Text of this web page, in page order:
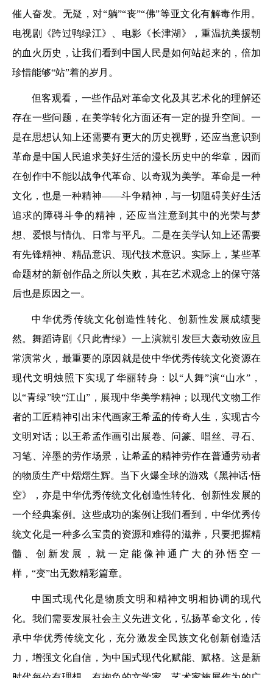
催人奋发。无疑，对“躺”“丧”“佛”等亚文化有解毒作用。
电视剧《跨过鸭绿江》、电影《长津湖》，重温抗美援朝
的血火历史，让我们看到中国人民是如何站起来的，倍加
珍惜能够“站”着的岁月。
但客观看，一些作品对革命文化及其艺术化的理解还
存在一些问题，在美学转化方面还有一定的提升空间。一
是在思想认知上还需要有更大的历史视野，还应当意识到
革命是中国人民追求美好生活的漫长历史中的华章，因而
在创作中不能以战争代革命、以奇观为美学。革命是一种
文化，也是一种精神——斗争精神，与一切阻碍美好生活
追求的障碍斗争的精神，还应当注意到其中的光荣与梦
想、爱恨与情仇、日常与平凡。二是在美学认知上还需要
有先锋精神、精品意识、现代技术意识。实际上，某些革
命题材的新创作品之所以失败，其在艺术观念上的保守落
后也是原因之一。
中华优秀传统文化创造性转化、创新性发展成绩斐
然。舞蹈诗剧《只此青绿》一上演就引发巨大轰动效应且
常演常火，最重要的原因就是使中华优秀传统文化资源在
现代文明烛照下实现了华丽转身：以“人舞”演“山水”，
以“青绿”映“江山”，展现中华美学精神；以现代文物工作
者的工匠精神引出宋代画家王希孟的传奇人生，实现古今
文明对话；以王希孟作画引出展卷、问篆、唱丝、寻石、
习笔、淬墨的劳作场景，让希孟的精神劳作在普通劳动者
的物质生产中熠熠生辉。当下火爆全球的游戏《黑神话·悟
空》，亦是中华优秀传统文化创造性转化、创新性发展的
一个经典案例。这些成功的案例让我们看到，中华优秀传
统文化是一种多么宝贵的资源和难得的滋养，只要把握精
髓、创新发展，就一定能像神通广大的孙悟空一
样，“变”出无数精彩篇章。
中国式现代化是物质文明和精神文明相协调的现代
化。我们需要发展社会主义先进文化，弘扬革命文化，传
承中华优秀传统文化，充分激发全民族文化创新创造活
力，增强文化自信，为中国式现代化赋能、赋格。这是新